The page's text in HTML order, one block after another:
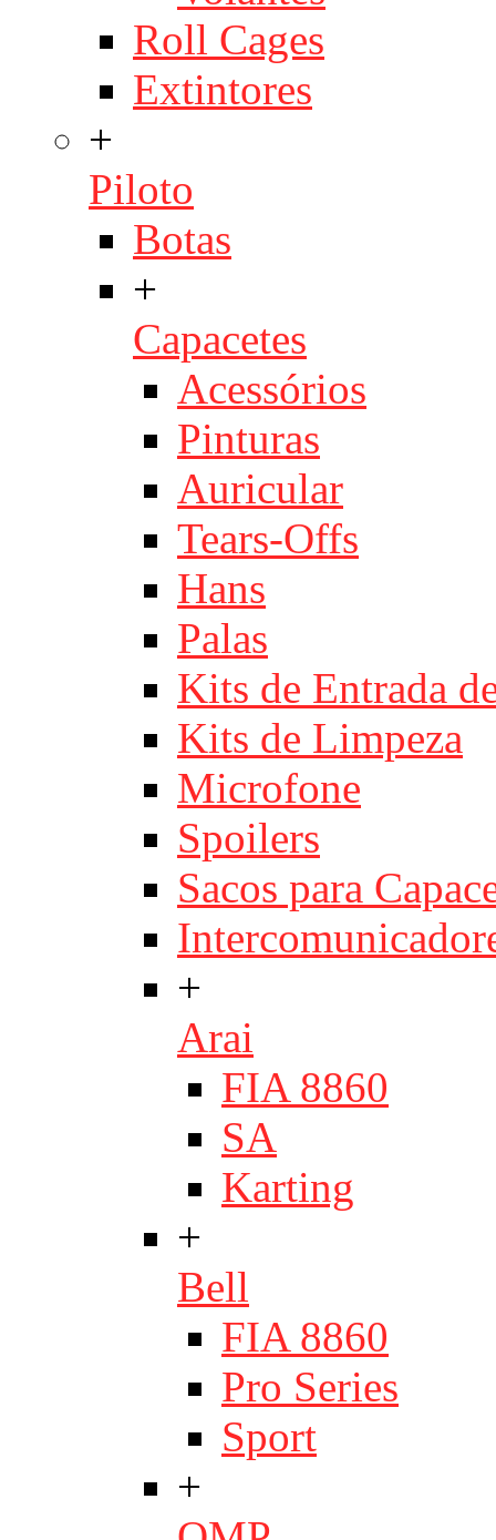
Roll Cages
Extintores
+
Piloto
Botas
+
Capacetes
Acessórios
Pinturas
Auricular
Tears-Offs
Hans
Palas
Kits de Entrada
Kits de Limpeza
Microfone
Spoilers
Sacos para
+
Arai
FIA 8860
SA
Karting
+
Bell
FIA 8860
Pro Series
Sport
+